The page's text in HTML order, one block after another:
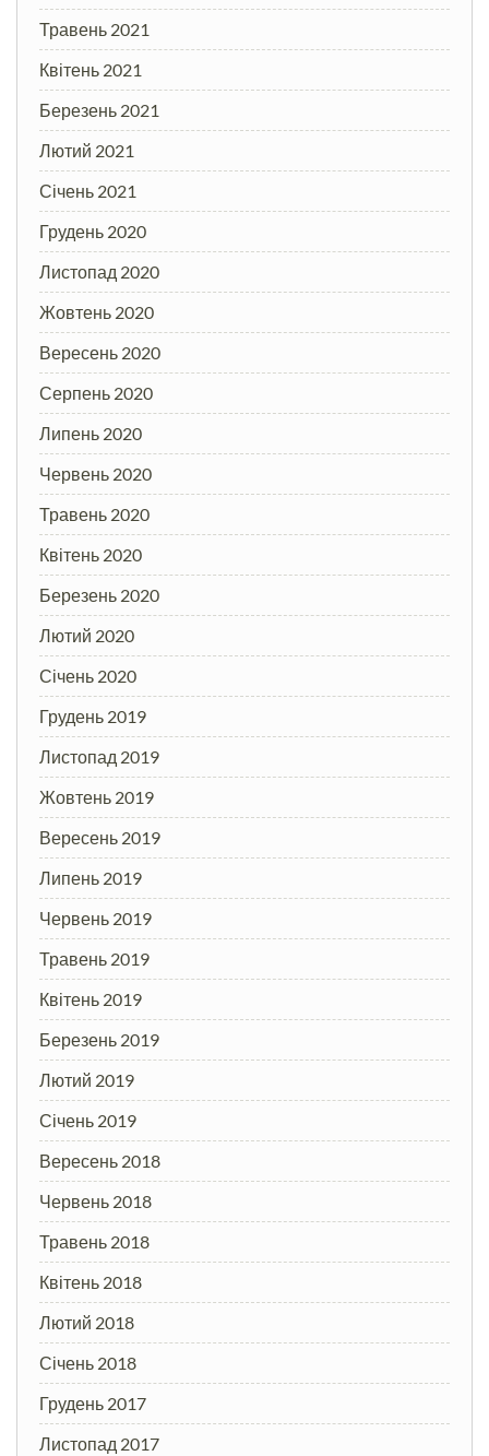
Травень 2021
Квітень 2021
Березень 2021
Лютий 2021
Січень 2021
Грудень 2020
Листопад 2020
Жовтень 2020
Вересень 2020
Серпень 2020
Липень 2020
Червень 2020
Травень 2020
Квітень 2020
Березень 2020
Лютий 2020
Січень 2020
Грудень 2019
Листопад 2019
Жовтень 2019
Вересень 2019
Липень 2019
Червень 2019
Травень 2019
Квітень 2019
Березень 2019
Лютий 2019
Січень 2019
Вересень 2018
Червень 2018
Травень 2018
Квітень 2018
Лютий 2018
Січень 2018
Грудень 2017
Листопад 2017